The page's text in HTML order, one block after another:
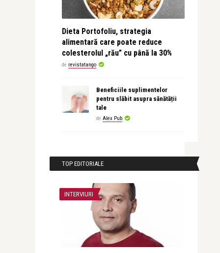
Dieta Portofoliu, strategia
alimentară care poate reduce
colesterolul „rău” cu până la 30%
de revistatango
Beneficiile suplimentelor
pentru slăbit asupra sănătății
tale
de Alex Pub
TOP EDITORIALE
INTERVIURI